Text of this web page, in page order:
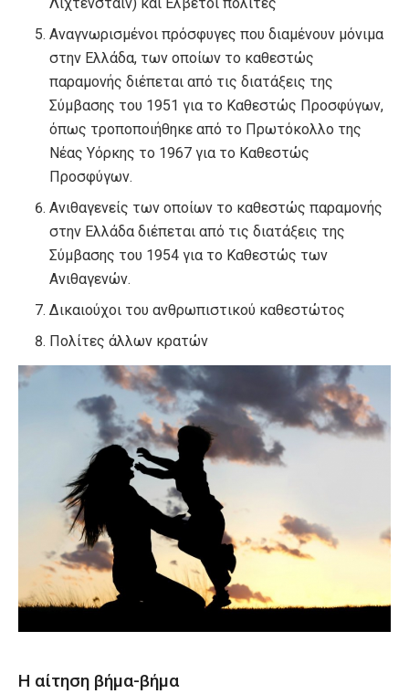
Αναγνωρισμένοι πρόσφυγες που διαμένουν μόνιμα
στην Ελλάδα, των οποίων το καθεστώς
παραμονής διέπεται από τις διατάξεις της
Σύμβασης του 1951 για το Καθεστώς Προσφύγων,
όπως τροποποιήθηκε από το Πρωτόκολλο της
Νέας Υόρκης το 1967 για το Καθεστώς
Προσφύγων.
Ανιθαγενείς των οποίων το καθεστώς παραμονής
στην Ελλάδα διέπεται από τις διατάξεις της
Σύμβασης του 1954 για το Καθεστώς των
Ανιθαγενών.
Δικαιούχοι του ανθρωπιστικού καθεστώτος
Πολίτες άλλων κρατών
Η αίτηση βήμα-βήμα